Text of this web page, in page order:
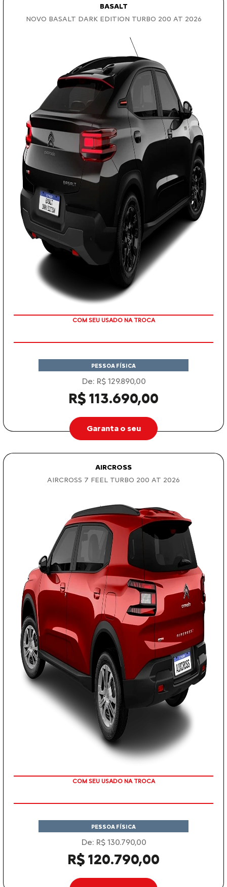
BASALT
NOVO BASALT DARK EDITION TURBO 200 AT 2026
TAXA ZERO
PESSOA FÍSICA
De: R$ 129.890,00
R$ 113.690,00
Garanta o seu
AIRCROSS
AIRCROSS 7 FEEL TURBO 200 AT 2026
TAXA ZERO
PESSOA FÍSICA
De: R$ 130.790,00
R$ 120.790,00